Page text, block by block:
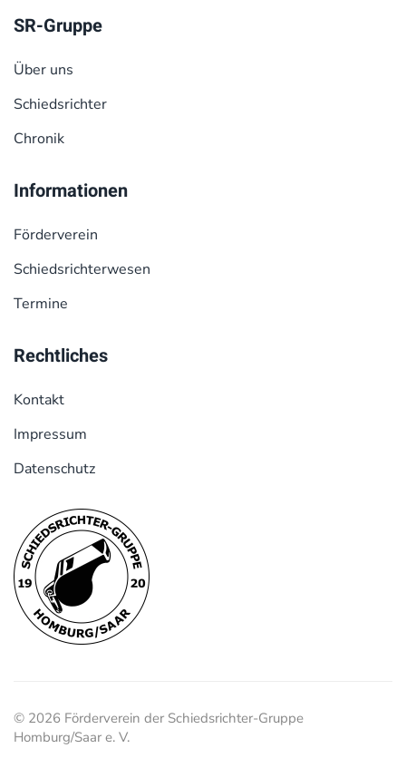
SR-Gruppe
Über uns
Schiedsrichter
Chronik
Informationen
Förderverein
Schiedsrichterwesen
Termine
Rechtliches
Kontakt
Impressum
Datenschutz
© 2026 Förderverein der Schiedsrichter-Gruppe
Homburg/Saar e. V.